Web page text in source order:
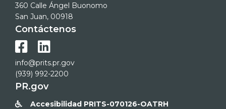
360 Calle Ángel Buonomo
San Juan, 00918
Contáctenos
 
info@prits.pr.gov
(939) 992-2200
PR.gov

Accesibilidad PRITS-070126-OATRH